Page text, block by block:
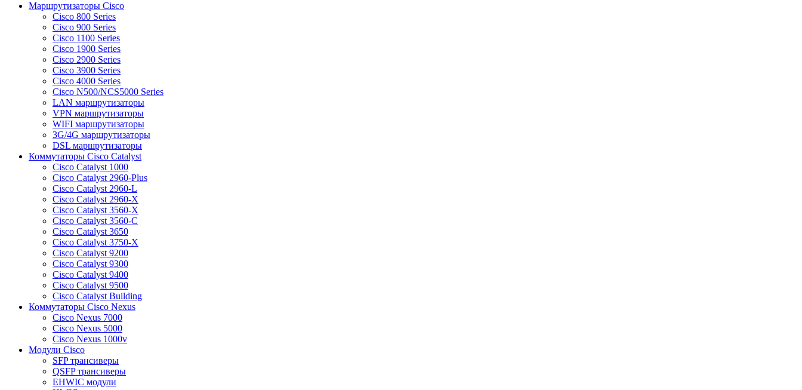
Маршрутизаторы Cisco
Cisco 800 Series
Cisco 900 Series
Cisco 1100 Series
Cisco 1900 Series
Cisco 2900 Series
Cisco 3900 Series
Cisco 4000 Series
Cisco N500/NCS5000 Series
LAN маршрутизаторы
VPN маршрутизаторы
WIFI маршрутизаторы
3G/4G маршрутизаторы
DSL маршрутизаторы
Коммутаторы Cisco Catalyst
Cisco Catalyst 1000
Cisco Catalyst 2960-Plus
Cisco Catalyst 2960-L
Cisco Catalyst 2960-X
Cisco Catalyst 3560-X
Cisco Catalyst 3560-C
Cisco Catalyst 3650
Cisco Catalyst 3750-X
Cisco Catalyst 9200
Cisco Catalyst 9300
Cisco Catalyst 9400
Cisco Catalyst 9500
Cisco Catalyst Building
Коммутаторы Cisco Nexus
Cisco Nexus 7000
Cisco Nexus 5000
Cisco Nexus 1000v
Модули Cisco
SFP трансиверы
QSFP трансиверы
EHWIC модули